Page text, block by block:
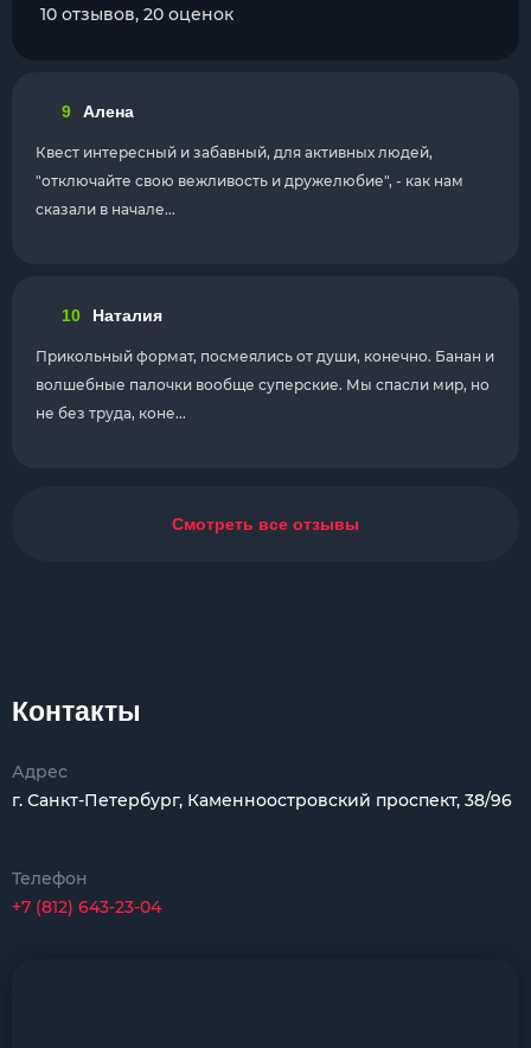
10 отзывов, 20 оценок
9 Алена
Квест интересный и забавный, для активных людей,
"отключайте свою вежливость и дружелюбие", - как нам
сказали в начале...
10 Наталия
Прикольный формат, посмеялись от души, конечно. Банан и
волшебные палочки вообще суперские. Мы спасли мир, но
не без труда, коне...
Смотреть все отзывы
Контакты
Адрес
г. Санкт-Петербург, Каменноостровский проспект, 38/96
Телефон
+7 (812) 643-23-04